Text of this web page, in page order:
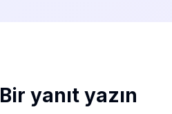
Bir yanıt yazın